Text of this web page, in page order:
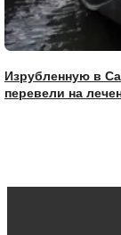
Изрубленную в
перевели на